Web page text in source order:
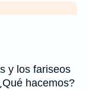
y los fariseos
hacemos?